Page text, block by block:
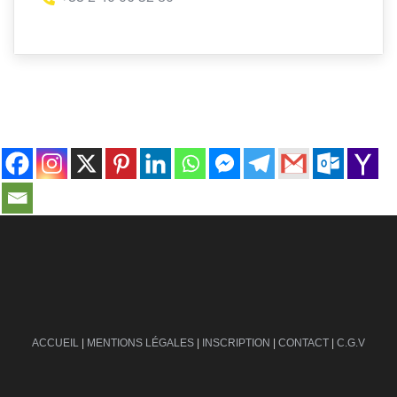
ACCUEIL | MENTIONS LÉGALES | INSCRIPTION | CONTACT | C.G.V